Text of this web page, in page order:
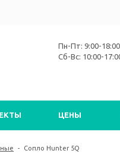
Пн-Пт: 9:00-18:00
Сб-Вс: 10:00-
ЦЕНЫ
- Сопло Hunter 5Q